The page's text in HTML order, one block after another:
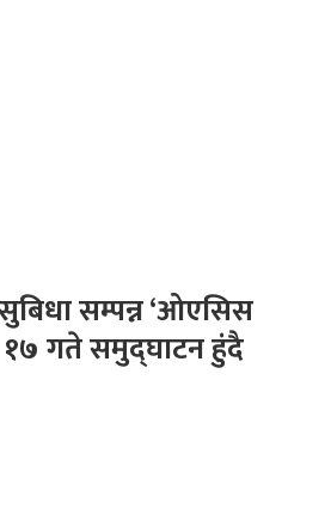
सम्पन्न ‘ओएसिस
गते समुद्घाटन हुंदै